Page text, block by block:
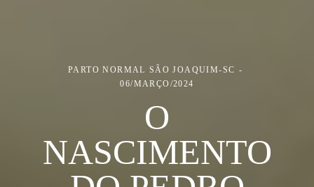
PARTO NORMAL SÃO JOAQUIM-SC
06/MARÇO/2024
O
NASCIMENTO